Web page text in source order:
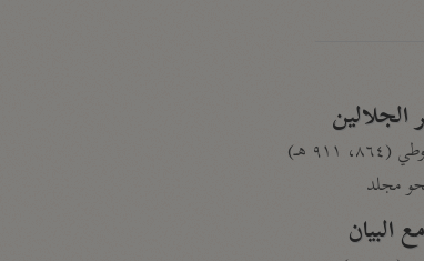
الجلالين
٩١١ هـ)
مجلد
البيان